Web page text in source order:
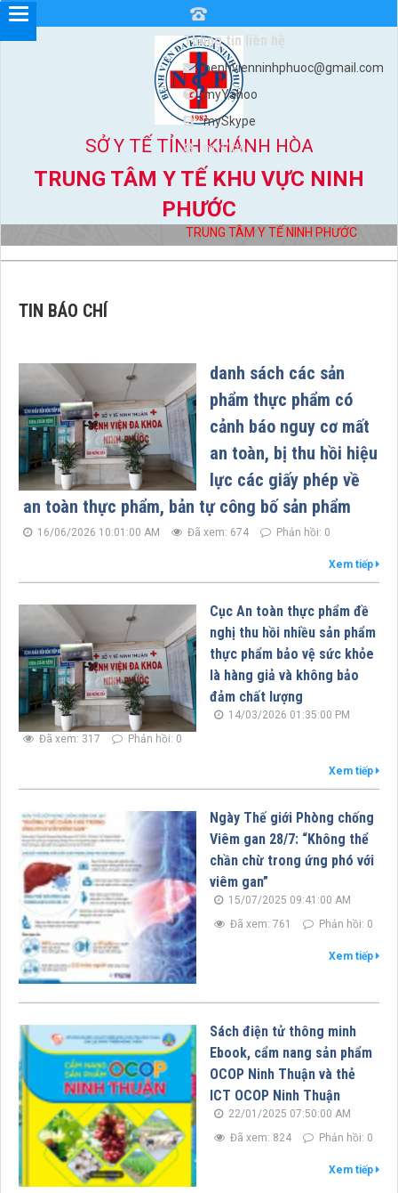
SỞ Y TẾ TỈNH KHÁNH HÒA
TRUNG TÂM Y TẾ KHU VỰC NINH
PHƯỚC
TRUNG TÂM Y TẾ NINH PHƯỚC
Thông tin liên hệ
benhvienninhphuoc@gmail.com
myYahoo
mySkype
myViber
TIN BÁO CHÍ
danh sách các sản
phẩm thực phẩm có
cảnh báo nguy cơ mất
an toàn, bị thu hồi hiệu
lực các giấy phép về
an toàn thực phẩm, bản tự công bố sản phẩm
16/06/2026 10:01:00 AM Đã xem: 674 Phản hồi: 0
Xem tiếp
Cục An toàn thực phẩm đề
nghị thu hồi nhiều sản phẩm
thực phẩm bảo vệ sức khỏe
là hàng giả và không bảo
đảm chất lượng
14/03/2026 01:35:00 PM
Đã xem: 317
Phản hồi: 0
Xem tiếp
Ngày Thế giới Phòng chống
Viêm gan 28/7: “Không thể
chần chừ trong ứng phó với
viêm gan”
15/07/2025 09:41:00 AM
Đã xem: 761
Phản hồi: 0
Xem tiếp
Sách điện tử thông minh
Ebook, cẩm nang sản phẩm
OCOP Ninh Thuận và thẻ
ICT OCOP Ninh Thuận
22/01/2025 07:50:00 AM
Đã xem: 824
Phản hồi: 0
Xem tiếp